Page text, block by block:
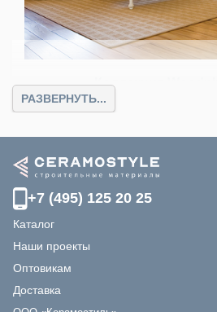
Коллекция
РАЗВЕРНУТЬ...
+7 (495) 125 20 25
Каталог
Наши проекты
Оптовикам
Доставка